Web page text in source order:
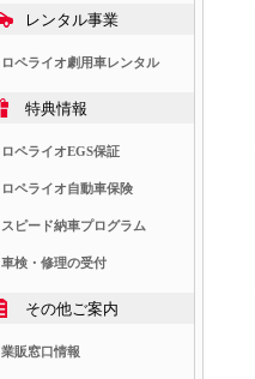
レンタル事業
ロペライオ劇用車レンタル
特典情報
ロペライオEGS保証
ロペライオ自動車保険
スピード納車プログラム
車検・修理の受付
その他ご案内
業販窓口情報